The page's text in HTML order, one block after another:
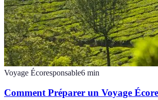
Voyage Écoresponsable6 min
Comment Préparer un Voyage